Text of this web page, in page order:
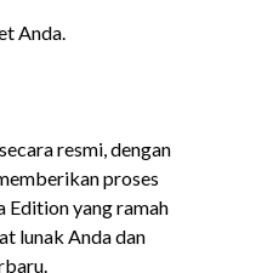
Anda.
resmi, dengan
proses
Edition yang ramah
lunak Anda dan